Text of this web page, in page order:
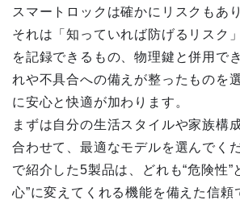
スマートロックは確かにリスクもあ
それは「知っていれば防げるリスク
を記録できるもの、物理鍵と併用で
れや不具合への備えが整ったものを
に安心と快適が加わります。
まずは自分の生活スタイルや家族構
合わせて、最適なモデルを選んでく
で紹介した5製品は、どれも“危険性”
心”に変えてくれる機能を備えた信頼